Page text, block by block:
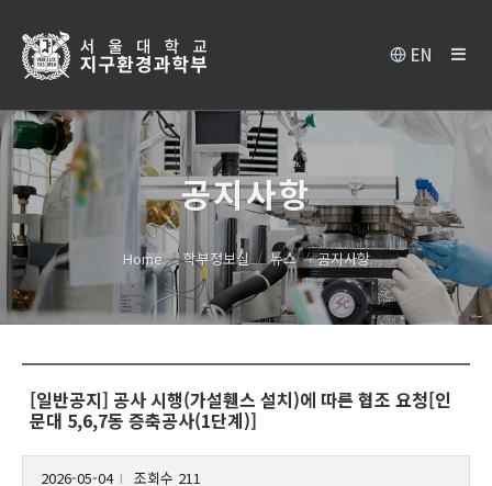
EN
공지사항
Home 학부정보실 뉴스 공지사항
[일반공지] 공사 시행(가설휀스 설치)에 따른 협조 요청[인
문대 5,6,7동 증축공사(1단계)]
2026-05-04 조회수 211